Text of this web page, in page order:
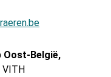
Oost-België,
VITH